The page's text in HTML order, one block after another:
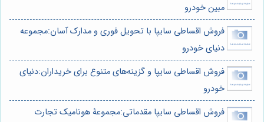
مبین خودرو
فروش اقساطی سایپا با تحویل فوری و مدارک آسان:مجموعه
دنیای خودرو
فروش اقساطی سایپا و گزینه‌های متنوع برای خریداران:دنیای
خودرو
فروش اقساطی سایپا مقدماتی:مجموعۀ هونامیک تجارت